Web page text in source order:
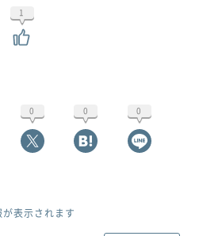
1
0 0 0
表示されます